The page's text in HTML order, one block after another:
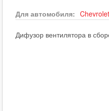
Для автомобиля: Chevrolet
Дифузор вентилятора в